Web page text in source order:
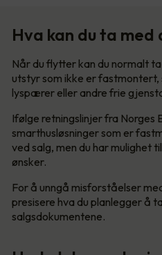
Hva kan du ta med
Når du flytter kan du normalt
utstyr som ikke er
lyspærer eller andre frie
Ifølge retningslinjer fra Norges
smarthusløsninger som er
ved salg, men du har mulighet
ønsker.
For å unngå misforståelser
presisere hva du planlegger å
salgsdokumentene.